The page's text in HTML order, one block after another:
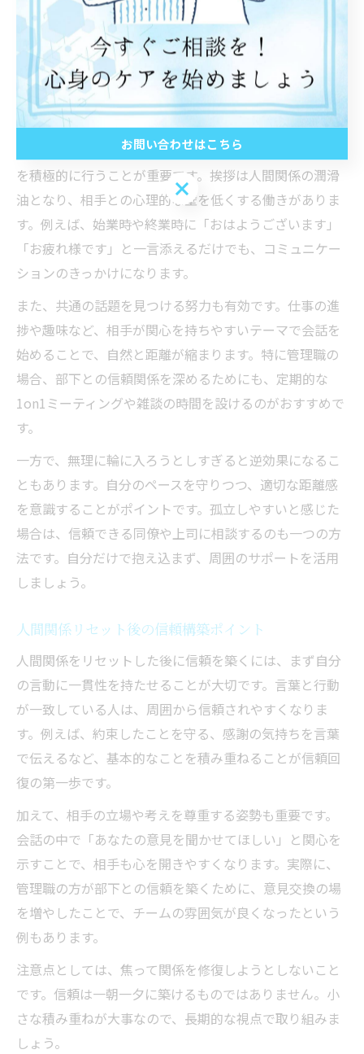
孤立しがちな人のための関係リセ
ット法
職場人間関係で孤立しないための具体策
職場で孤立を防ぐためには、まず日常的な挨拶や声かけ
を積極的に行うことが重要です。挨拶は人間関係の潤滑
油となり、相手との心理的な壁を低くする働きがありま
す。例えば、始業時や終業時に「おはようございます」
「お疲れ様です」と一言添えるだけでも、コミュニケー
ションのきっかけになります。
また、共通の話題を見つける努力も有効です。仕事の進
捗や趣味など、相手が関心を持ちやすいテーマで会話を
始めることで、自然と距離が縮まります。特に管理職の
場合、部下との信頼関係を深めるためにも、定期的な
1on1ミーティングや雑談の時間を設けるのがおすすめで
す。
一方で、無理に輪に入ろうとしすぎると逆効果になるこ
ともあります。自分のペースを守りつつ、適切な距離感
を意識することがポイントです。孤立しやすいと感じた
場合は、信頼できる同僚や上司に相談するのも一つの方
法です。自分だけで抱え込まず、周囲のサポートを活用
しましょう。
人間関係リセット後の信頼構築ポイント
人間関係をリセットした後に信頼を築くには、まず自分
の言動に一貫性を持たせることが大切です。言葉と行動
が一致している人は、周囲から信頼されやすくなりま
す。例えば、約束したことを守る、感謝の気持ちを言葉
で伝えるなど、基本的なことを積み重ねることが信頼回
復の第一歩です。
加えて、相手の立場や考えを尊重する姿勢も重要です。
会話の中で「あなたの意見を聞かせてほしい」と関心を
示すことで、相手も心を開きやすくなります。実際に、
管理職の方が部下との信頼を築くために、意見交換の場
を増やしたことで、チームの雰囲気が良くなったという
例もあります。
注意点としては、焦って関係を修復しようとしないこと
です。信頼は一朝一夕に築けるものではありません。小
さな積み重ねが大事なので、長期的な視点で取り組みま
しょう。
お問い合わせはこちら
お問い合わせはこちら